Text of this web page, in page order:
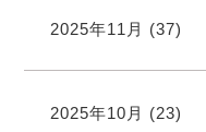
2025年11月 (37)
2025年10月 (23)